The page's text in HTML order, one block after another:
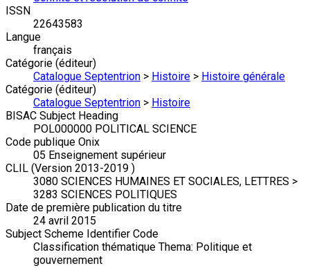
ISSN
22643583
Langue
français
Catégorie (éditeur)
Catalogue Septentrion > Histoire > Histoire générale
Catégorie (éditeur)
Catalogue Septentrion > Histoire
BISAC Subject Heading
POL000000 POLITICAL SCIENCE
Code publique Onix
05 Enseignement supérieur
CLIL (Version 2013-2019 )
3080 SCIENCES HUMAINES ET SOCIALES, LETTRES >
3283 SCIENCES POLITIQUES
Date de première publication du titre
24 avril 2015
Subject Scheme Identifier Code
Classification thématique Thema: Politique et
gouvernement